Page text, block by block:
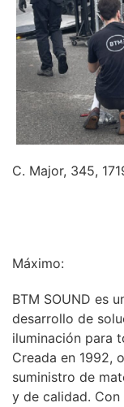
C. Major, 345,
Máximo:
BTM SOUND es
desarrollo de
iluminación para
Creada en 1992,
suministro de
y de calidad. Con